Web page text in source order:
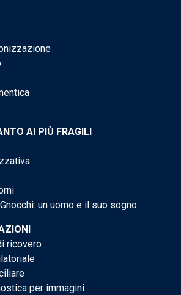
AI PIÙ FRAGILI
un uomo e il suo sogno
ricovero
per immagini